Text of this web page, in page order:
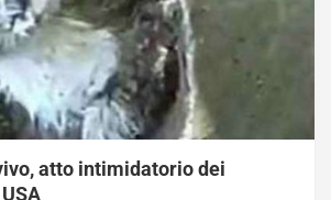
atto intimidatorio dei